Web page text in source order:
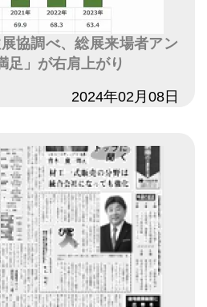
協調べ、総展来場者アン
足」が右肩上がり
2024年02月08日